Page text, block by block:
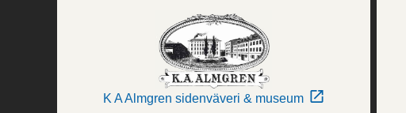
K A Almgren sidenväveri & museum